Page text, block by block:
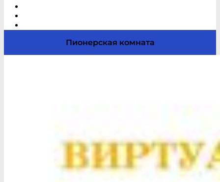
Пионерская комната